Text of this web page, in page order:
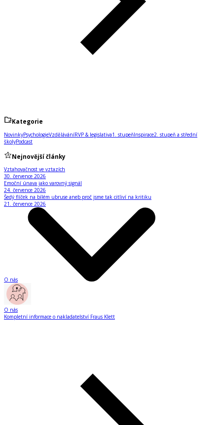
Kategorie
NovinkyPsychologieVzděláváníRVP & legislativa1. stupeňInspirace2. stupeň a střední
školyPodcast
Nejnovější články
Vztahovačnost ve vztazích
30. července 2026
Emoční únava jako varovný signál
24. července 2026
Šedý flíček na bílém ubruse aneb proč jsme tak citliví na kritiku
21. července 2026
O nás
O nás
Kompletní informace o nakladatelství Fraus Klett